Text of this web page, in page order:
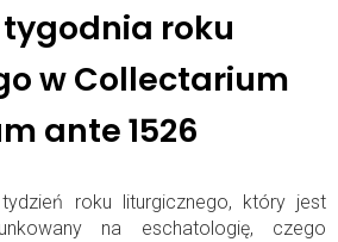
roku
w Collectarium
ante 1526
roku liturgicznego, który jest
na eschatologię, czego